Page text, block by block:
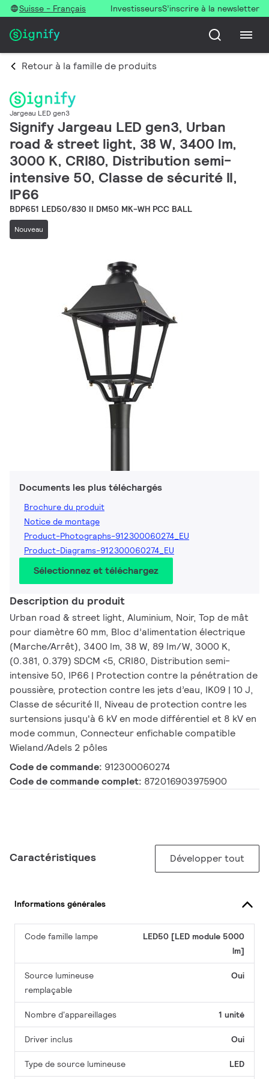
Suisse - Français InvestisseursS’inscrire à la newsletter
Retour à la famille de produits
Jargeau LED gen3
Signify Jargeau LED gen3, Urban
road & street light, 38 W, 3400 lm,
3000 K, CRI80, Distribution semi-
intensive 50, Classe de sécurité II,
IP66
BDP651 LED50/830 II DM50 MK-WH PCC BALL
Nouveau
Documents les plus téléchargés
Brochure du produit
Notice de montage
Product-Photographs-912300060274_EU
Product-Diagrams-912300060274_EU
Sélectionnez et téléchargez
Description du produit
Urban road & street light, Aluminium, Noir, Top de mât
pour diamètre 60 mm, Bloc d’alimentation électrique
(Marche/Arrêt), 3400 lm, 38 W, 89 lm/W, 3000 K,
(0.381, 0.379) SDCM <5, CRI80, Distribution semi-
intensive 50, IP66 | Protection contre la pénétration de
poussière, protection contre les jets d’eau, IK09 | 10 J,
Classe de sécurité II, Niveau de protection contre les
surtensions jusqu'à 6 kV en mode différentiel et 8 kV en
mode commun, Connecteur enfichable compatible
Wieland/Adels 2 pôles
Code de commande: 912300060274
Code de commande complet: 872016903975900
Caractéristiques Développer tout
Informations générales
Code famille lampe
LED50 [LED module 5000
lm]
Source lumineuse
remplaçable
Oui
Nombre d'appareillages 1 unité
Driver inclus Oui
Type de source lumineuse LED